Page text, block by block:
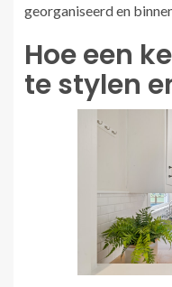
georganiseerd en
Hoe een
te stylen